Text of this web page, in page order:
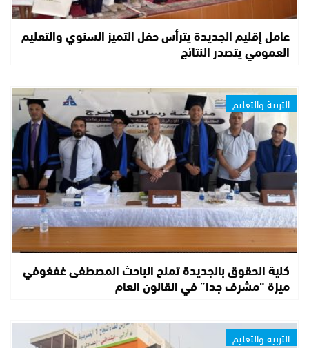
عامل إقليم الجديدة يترأس حفل التميز السنوي والتعليم
العمومي يتصدر النتائج
التربية والتعليم
كلية الحقوق بالجديدة تمنح الباحث المصطفى غفغوفي
ميزة “مشرف جدا” في القانون العام
التربية والتعليم